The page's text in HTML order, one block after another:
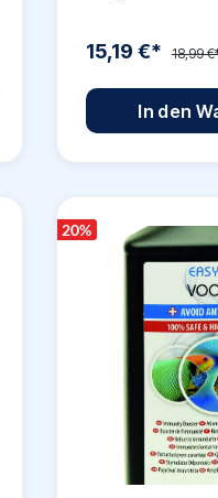
15,19 €* 18,99
In den
20%